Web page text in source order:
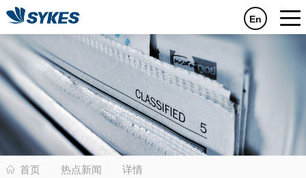
En
首页 热点新闻 详情